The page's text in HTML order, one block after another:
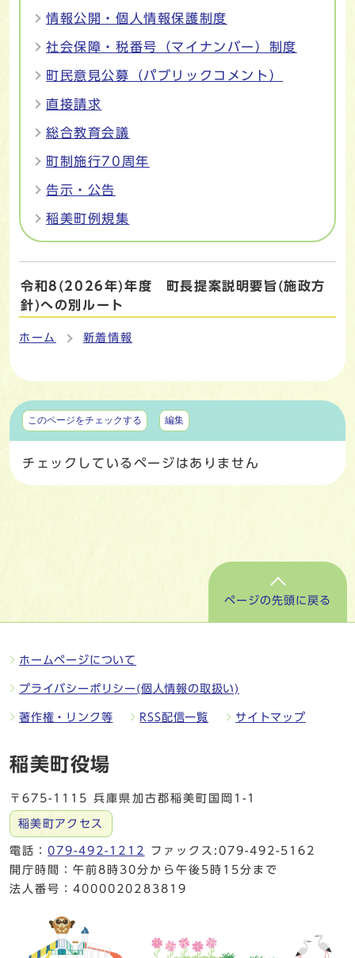
情報公開・個人情報保護制度
社会保障・税番号（マイナンバー）制度
町民意見公募（パブリックコメント）
直接請求
総合教育会議
町制施行70周年
告示・公告
稲美町例規集
令和8(2026年)年度 町長提案説明要旨(施政方
針)への別ルート
ホーム 新着情報
マイページ
このページをチェックする 編集
チェックしているページはありません
ページの先頭に戻る
ホームページについて
プライバシーポリシー(個人情報の取扱い)
著作権・リンク等 RSS配信一覧 サイトマップ
稲美町役場
〒675-1115 兵庫県加古郡稲美町国岡1-1
稲美町アクセス
電話：079-492-1212
ファックス:079-492-5162
開庁時間：午前8時30分から午後5時15分まで
法人番号：4000020283819